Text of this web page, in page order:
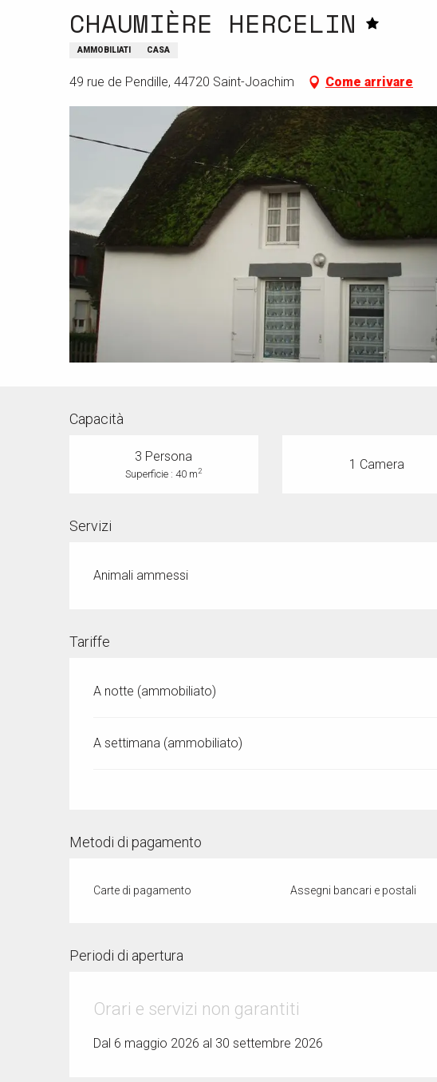
CHAUMIÈRE HERCELIN
AMMOBILIATI CASA
49 rue de Pendille, 44720 Saint-Joachim Come arrivare
Capacità
3 Persona
Superficie : 40 m2 1 Camera
Servizi
Animali ammessi
Tariffe
A notte (ammobiliato)
A settimana (ammobiliato)
Metodi di pagamento
Carte di pagamento Assegni bancari e postali
Periodi di apertura
Orari e servizi non garantiti
Dal 6 maggio 2026 al 30 settembre 2026